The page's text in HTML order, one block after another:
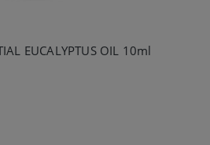
EUCALYPTUS OIL 10ml